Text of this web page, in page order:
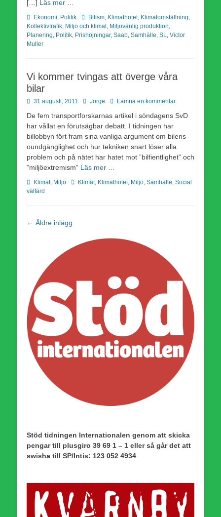
[…] Läs mer …
Kategorier
Ekonomi Politik Etiketter
Bilism Klimathotet, Klimatomställning
Kollektivtrafik Miljö och klimat, Miljövänlig produktion
Planering Politik Prishöjningar, Saab Samhälle SL
Victor
Muller
Vi kommer tvingas att överge våra
bilar
Publicerad
31 augusti, 2011 Författare
Jorge Lämna en kommentar
De fem transportforskarnas artikel i söndagens SvD
har vållat en förutsägbar debatt. I tidningen har
billobbyn fört fram sina vanliga argument om bilens
oundgänglighet och hur tekniken snart löser alla
problem och på nätet har hatet mot ”bilfientlighet” och
”miljöextremism” Läs mer …
Kategorier
Klimat, Miljö Etiketter
Klimat, Klimathotet, Miljö Samhälle Social
välfärd
Inläggsnavigering
← Äldre inlägg
Stöd tidningen Internationalen genom att skicka
pengar till plusgiro 39 69 1 – 1 eller så går det att
swisha till SP/Intis: 123 052 4934